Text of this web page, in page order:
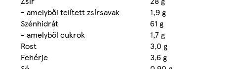
- amelyből telített zsírsavak
1,9 g
Szénhidrát
61 g
- amelyből cukrok
1,7 g
Rost
3,0 g
Fehérje
3,6 g